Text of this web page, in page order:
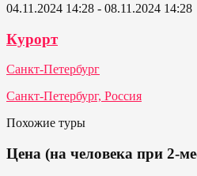
04.11.2024 14:28 - 08.11.2024 14:28
Курорт
Санкт-Петербург
Санкт-Петербург, Россия
Похожие туры
Цена (на человека при 2-